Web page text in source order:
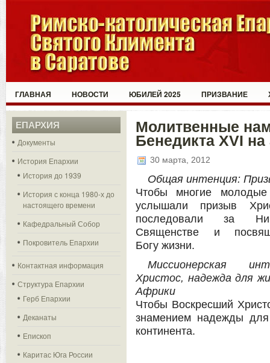
ГЛАВНАЯ НОВОСТИ ЮБИЛЕЙ 2025 ПРИЗВАНИЕ
ЕПАРХИЯ
Документы
История Епархии
История до 1939
История с конца 1980-х до
настоящего времени
Кафедральный Собор
Покровитель Епархии
Контактная информация
Структура Епархии
Герб Епархии
Деканаты
Епископ
Каритас Юга России
Молитвенные
Бенедикта XVI
30 марта, 2012
Общая интенция:
Чтобы многие
услышали призыв
последовали за
Священстве и
Богу жизни.
Миссионерская
Христос, надежда для
Африки
Чтобы Воскресший
знамением надежды
континента.